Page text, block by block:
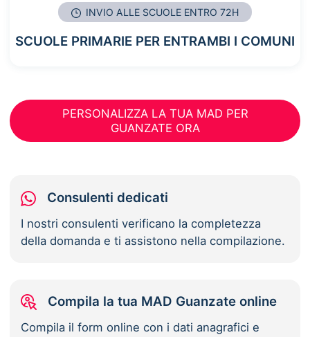
INVIO ALLE SCUOLE ENTRO 72H
SCUOLE PRIMARIE PER ENTRAMBI I COMUNI
PERSONALIZZA LA TUA MAD PER
GUANZATE ORA
Consulenti dedicati
I nostri consulenti verificano la completezza
della domanda e ti assistono nella compilazione.
Compila la tua MAD Guanzate online
Compila il form online con i dati anagrafici e